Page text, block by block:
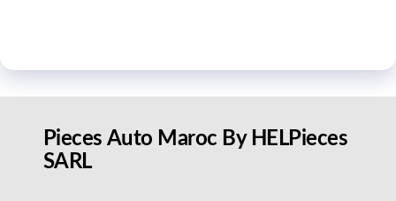
Pieces Auto Maroc By HELPieces
SARL